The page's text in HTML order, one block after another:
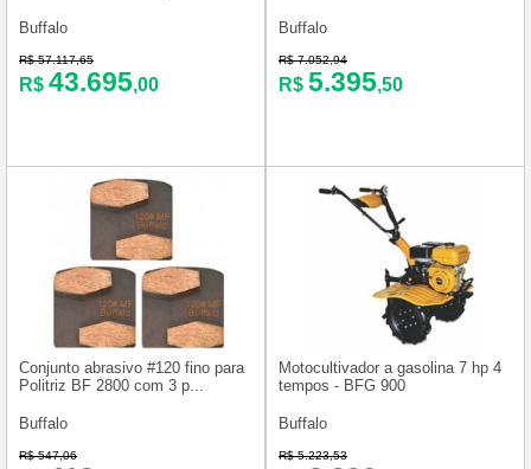
Buffalo
R$ 57.117,65
R$ 43.695,00
Buffalo
R$ 7.052,94
R$ 5.395,50
Conjunto abrasivo #120 fino para
Politriz BF 2800 com 3 p...
Buffalo
R$ 547,06
Motocultivador a gasolina 7 hp 4
tempos - BFG 900
Buffalo
R$ 5.223,53